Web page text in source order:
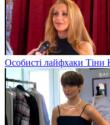
Особисті лайфхаки Тіни